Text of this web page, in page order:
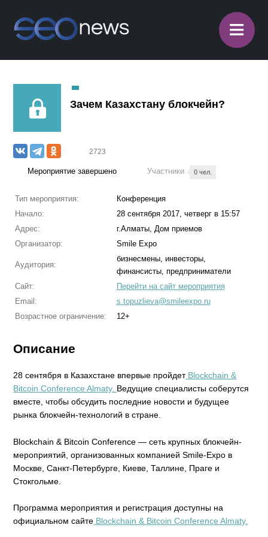
≡
Зачем Казахстану блокчейн?
2723
Мероприятие завершено Участники 0 чел.
Тип мероприятия:
Конференция
Начало:
28 сентября 2017, четверг в 15:57
Адрес:
г.Алматы, Дом приемов
Организатор:
Smile Expo
Аудитория:
бизнесмены, инвесторы,
финансисты, предприниматели
Сайт:
Перейти на сайт мероприятия
Email:
s.topuzlieva@smileexpo.ru
Возрастное ограничение:
12+
Описание
28 сентября в Казахстане впервые пройдетBlockchain &
Bitcoin Conference Almaty. Ведущие специалисты соберутся
вместе, чтобы обсудить последние новости и будущее
рынка блокчейн-технологий в стране.
Blockchain & Bitcoin Conference — сеть крупных блокчейн-
мероприятий, организованных компанией Smile-Expo в
Москве, Санкт-Петербурге, Киеве, Таллине, Праге и
Стокгольме.
Программа мероприятия и регистрация доступны на
официальном сайте Blockchain & Bitcoin Conference Almaty.